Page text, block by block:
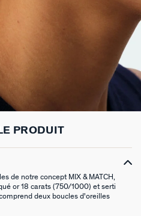
PRODUIT
de notre concept MIX & MATCH,
or 18 carats (750/1000) et serti
deux boucles d'oreilles